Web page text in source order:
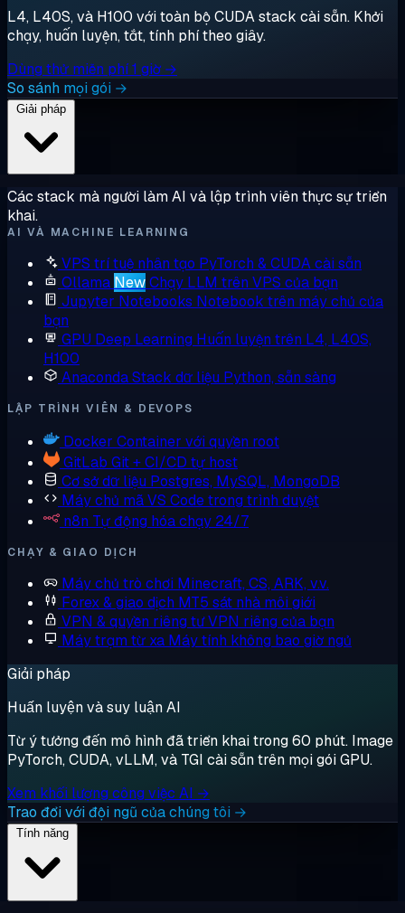
L4, L40S, và H100 với toàn bộ CUDA stack cài sẵn. Khởi
chạy, huấn luyện, tắt, tính phí theo giây.
Dùng thử miễn phí 1 giờ →
So sánh mọi gói →
Các stack mà người làm AI và lập trình viên thực sự triển
khai.
AI VÀ MACHINE LEARNING
VPS trí tuệ nhân tạo PyTorch & CUDA cài sẵn
Ollama NewChạy LLM trên VPS của bạn
Jupyter Notebooks Notebook trên máy chủ của
bạn
GPU Deep Learning Huấn luyện trên L4, L40S,
H100
AnacondaStack dữ liệu Python, sẵn sàng
LẬP TRÌNH VIÊN & DEVOPS
Docker Container với quyền root
GitLab Git + CI/CD tự host
Cơ sở dữ liệu Postgres, MySQL, MongoDB
Máy chủ mãVS Code trong trình duyệt
n8n Tự động hóa chạy 24/7
CHẠY & GIAO DỊCH
Máy chủ trò chơi Minecraft, CS, ARK, v.v.
Forex & giao dịch MT5 sát nhà môi giới
VPN & quyền riêng tưVPN riêng của bạn
Máy trạm từ xa Máy tính không bao giờ ngủ
Giải pháp
Huấn luyện và suy luận AI
Từ ý tưởng đến mô hình đã triển khai trong 60 phút. Image
PyTorch, CUDA, vLLM, và TGI cài sẵn trên mọi gói GPU.
Xem khối lượng công việc AI →
Trao đổi với đội ngũ của chúng tôi →